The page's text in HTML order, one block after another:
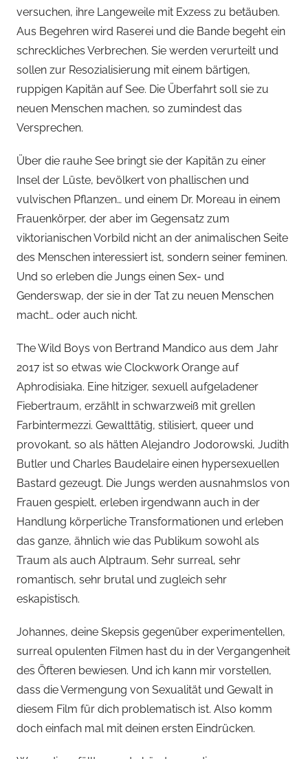
versuchen, ihre Langeweile mit Exzess zu betäuben.
Aus Begehren wird Raserei und die Bande begeht ein
schreckliches Verbrechen. Sie werden verurteilt und
sollen zur Resozialisierung mit einem bärtigen,
ruppigen Kapitän auf See. Die Überfahrt soll sie zu
neuen Menschen machen, so zumindest das
Versprechen.
Über die rauhe See bringt sie der Kapitän zu einer
Insel der Lüste, bevölkert von phallischen und
vulvischen Pflanzen… und einem Dr. Moreau in einem
Frauenkörper, der aber im Gegensatz zum
viktorianischen Vorbild nicht an der animalischen Seite
des Menschen interessiert ist, sondern seiner feminen.
Und so erleben die Jungs einen Sex- und
Genderswap, der sie in der Tat zu neuen Menschen
macht… oder auch nicht.
The Wild Boys von Bertrand Mandico aus dem Jahr
2017 ist so etwas wie Clockwork Orange auf
Aphrodisiaka. Eine hitziger, sexuell aufgeladener
Fiebertraum, erzählt in schwarzweiß mit grellen
Farbintermezzi. Gewalttätig, stilisiert, queer und
provokant, so als hätten Alejandro Jodorowski, Judith
Butler und Charles Baudelaire einen hypersexuellen
Bastard gezeugt. Die Jungs werden ausnahmslos von
Frauen gespielt, erleben irgendwann auch in der
Handlung körperliche Transformationen und erleben
das ganze, ähnlich wie das Publikum sowohl als
Traum als auch Alptraum. Sehr surreal, sehr
romantisch, sehr brutal und zugleich sehr
eskapistisch.
Johannes, deine Skepsis gegenüber experimentellen,
surreal opulenten Filmen hast du in der Vergangenheit
des Öfteren bewiesen. Und ich kann mir vorstellen,
dass die Vermengung von Sexualität und Gewalt in
diesem Film für dich problematisch ist. Also komm
doch einfach mal mit deinen ersten Eindrücken.